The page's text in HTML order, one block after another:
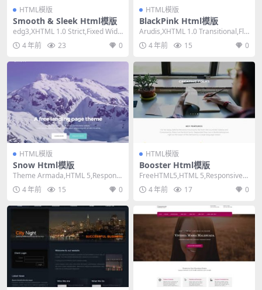
HTML模版
Smooth & Sleek Html模版
edg3,XHTML 1.0 Strict,Fixed Widt
h, 2 Col...
4 年前 23 0
HTML模版
BlackPink Html模版
Arudis,XHTML 1.0 Transitional,Flu
id, 1 C...
4 年前 15 0
HTML模版
Snow Html模版
Theme Armada,HTML 5,Responsi
ve, 3 Column...
4 年前 15 0
HTML模版
Booster Html模版
FreeHTML5,HTML 5,Responsive,
Mixed Colum...
4 年前 17 0